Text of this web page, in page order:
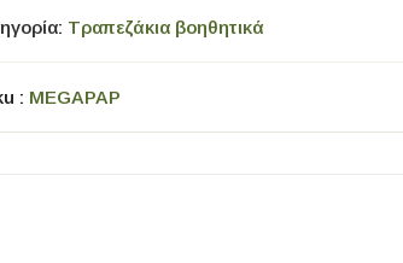
Τραπεζάκια βοηθητικά
: MEGAPAP